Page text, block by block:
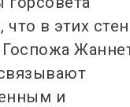
в этих
и